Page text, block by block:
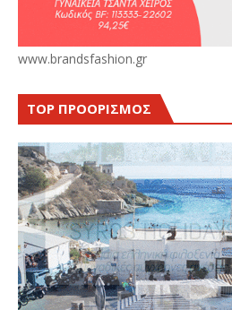
www.brandsfashion.gr
TOP ΠΡΟΟΡΙΣΜΟΣ